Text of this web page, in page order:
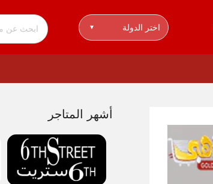
اختر الدولة ▾
أشهر المتاجر